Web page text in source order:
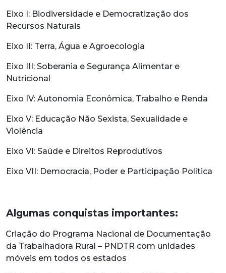
Eixo I: Biodiversidade e Democratização dos
Recursos Naturais
Eixo II: Terra, Água e Agroecologia
Eixo III: Soberania e Segurança Alimentar e
Nutricional
Eixo IV: Autonomia Econômica, Trabalho e Renda
Eixo V: Educação Não Sexista, Sexualidade e
Violência
Eixo VI: Saúde e Direitos Reprodutivos
Eixo VII: Democracia, Poder e Participação Política
Algumas conquistas importantes:
Criação do Programa Nacional de Documentação
da Trabalhadora Rural – PNDTR com unidades
móveis em todos os estados